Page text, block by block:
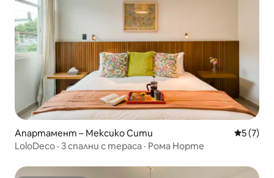
Апартамент – Мексико Сити Средна
5 (7)
LoloDeco · 3 спални с тераса · Рома Норте